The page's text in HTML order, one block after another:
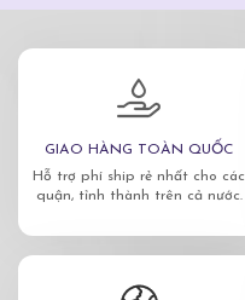
GIAO HÀNG TOÀN QUỐC
Hỗ trợ phí ship rẻ nhất cho các
quận, tỉnh thành trên cả nước.